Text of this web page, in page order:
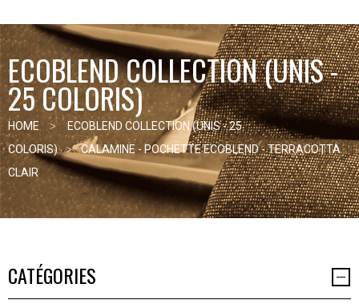
ECOBLEND COLLECTION (UNIS -
25 COLORIS)
HOME
ECOBLEND COLLECTION (UNIS - 25
COLORIS)
CALAMINE - POCHETTE ECOBLEND - TERRACOTTA
CLAIR
CATÉGORIES